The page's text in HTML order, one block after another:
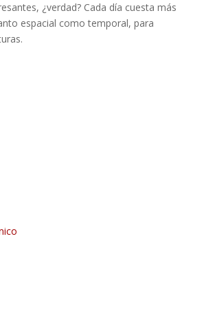
¿verdad? Cada día cuesta más
espacial como temporal, para